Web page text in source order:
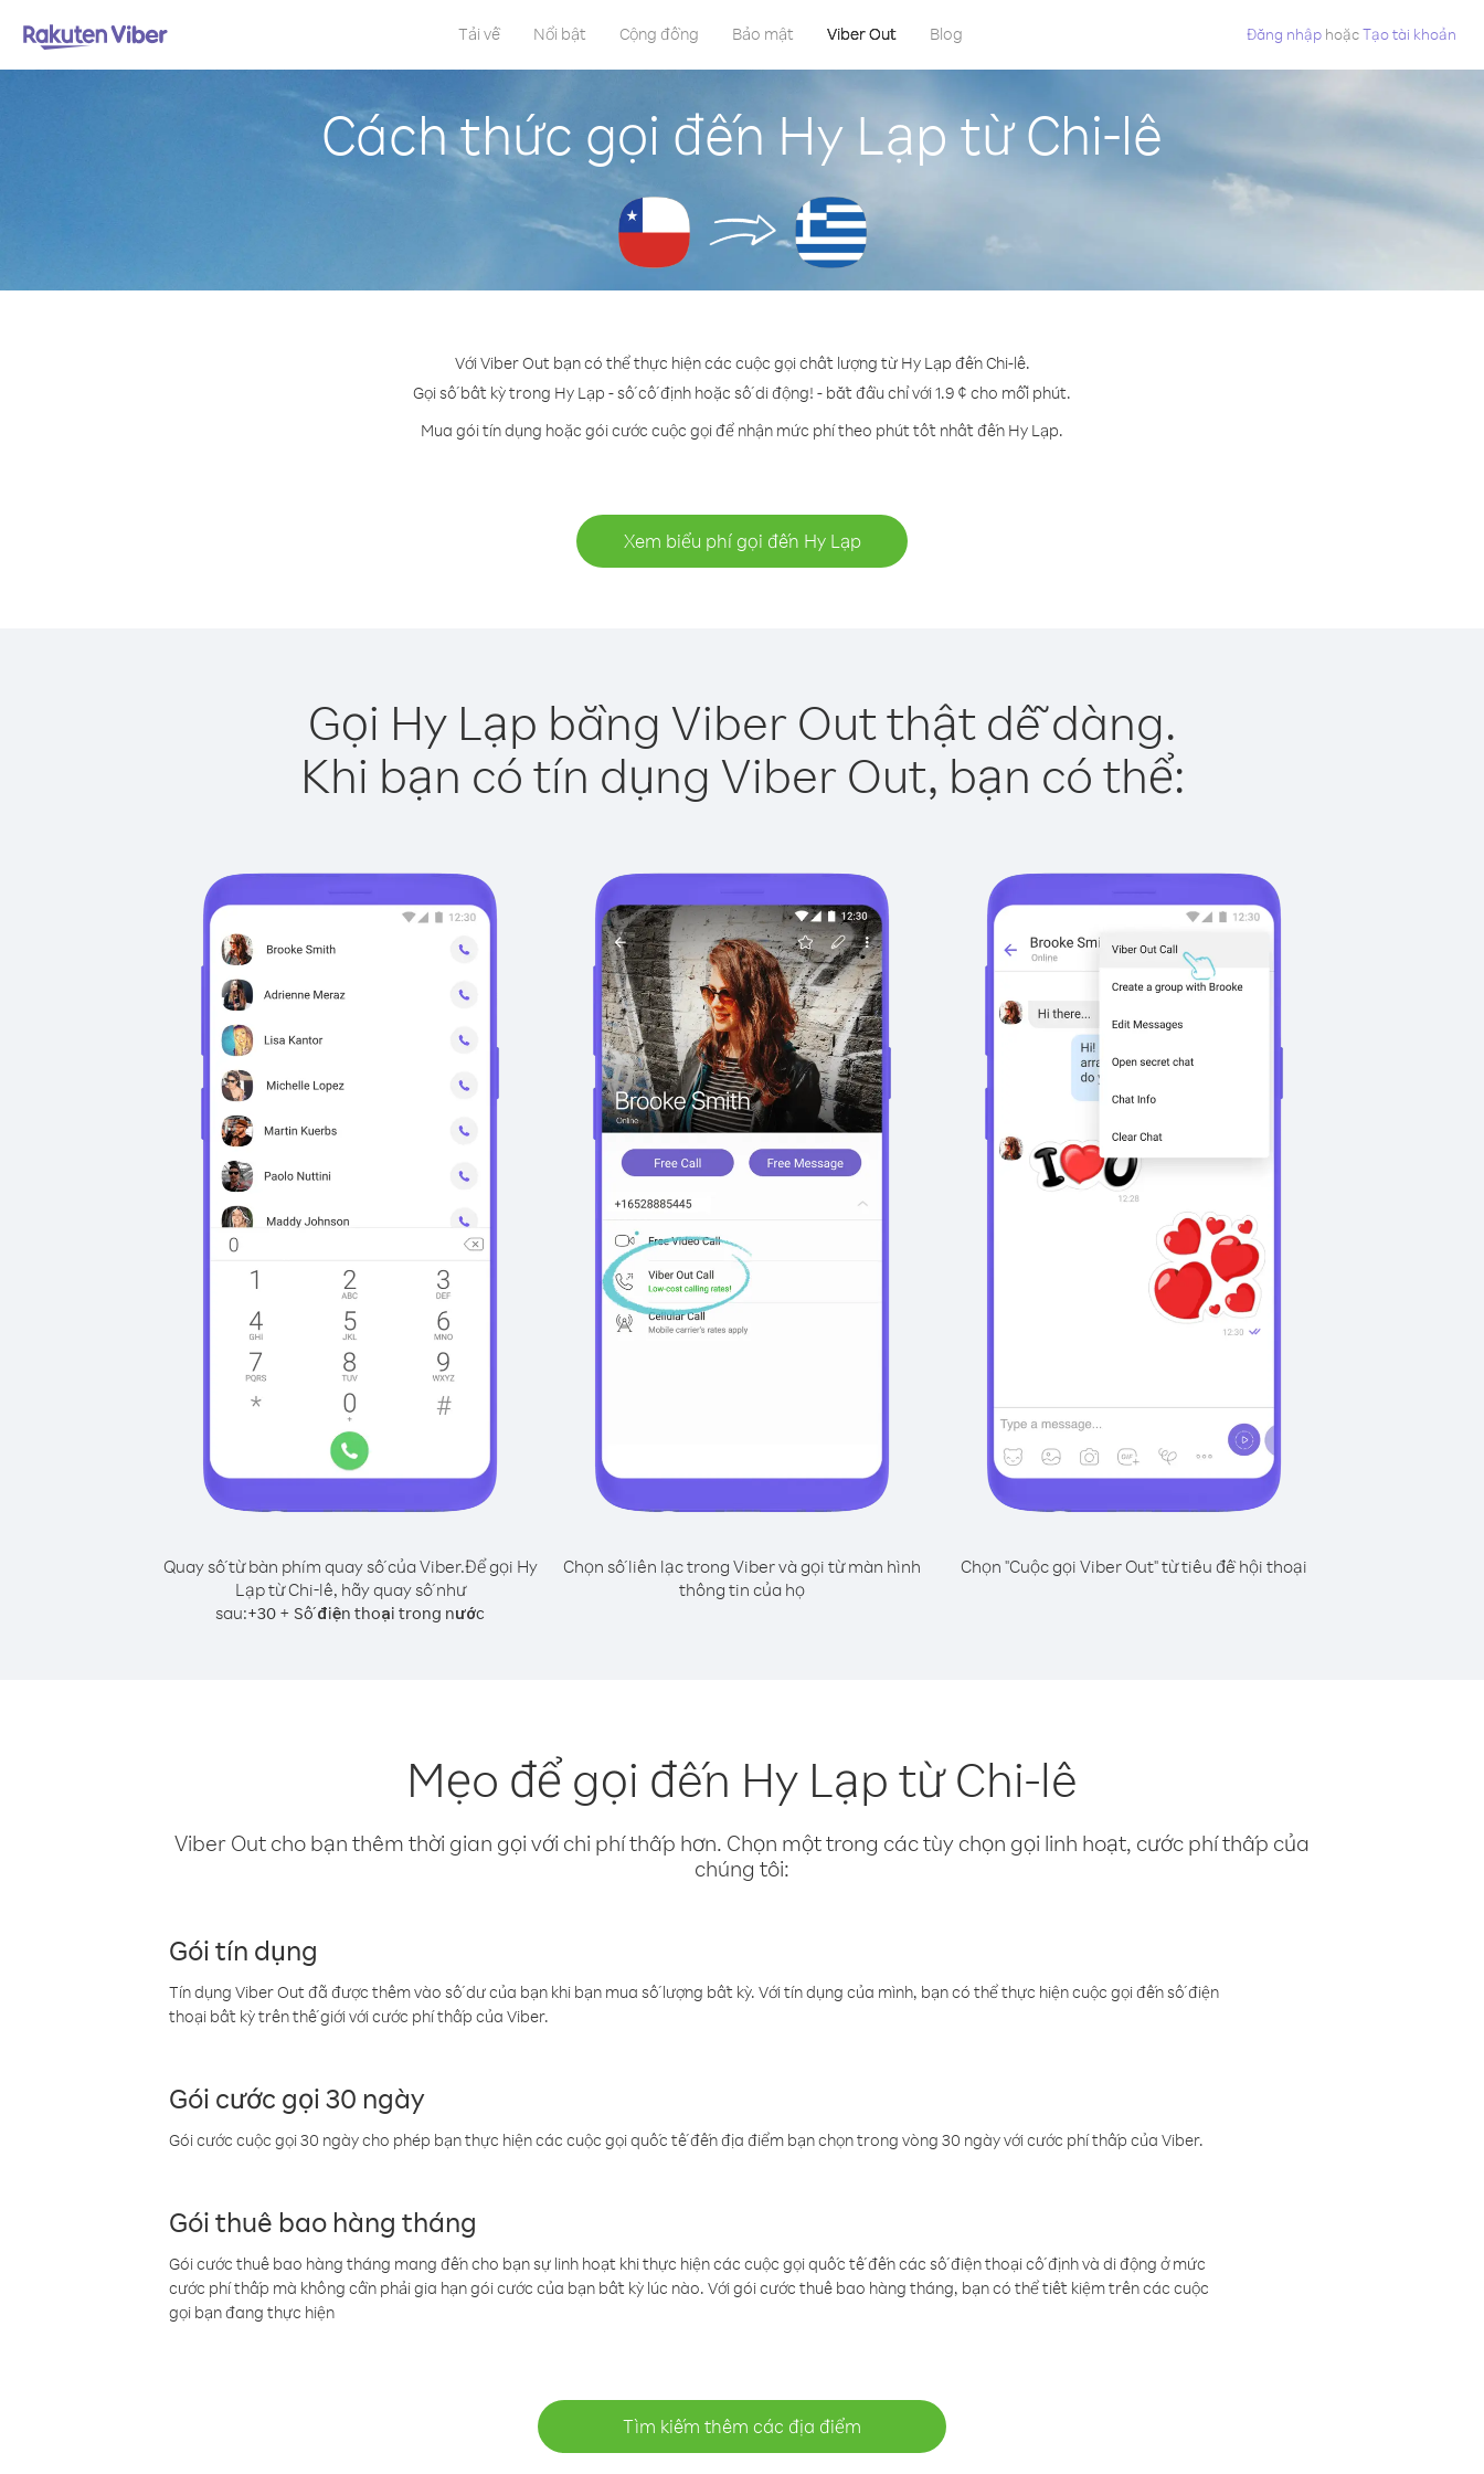
Tải về Nổi bật Cộng đồng Bảo mật Viber Out Blog Đăng nhập hoặcTạo tài khoản
Cách thức gọi đến Hy Lạp từ Chi-lê
Với Viber Out bạn có thể thực hiện các cuộc gọi chất lượng từ Hy Lạp đến Chi-lê.
Gọi số bất kỳ trong Hy Lạp - số cố định hoặc số di động! - bắt đầu chỉ với 1.9 ¢ cho mỗi phút.
Mua gói tín dụng hoặc gói cước cuộc gọi để nhận mức phí theo phút tốt nhất đến Hy Lạp.
Xem biểu phí gọi đến Hy Lạp
Gọi Hy Lạp bằng Viber Out thật dễ dàng.
Khi bạn có tín dụng Viber Out, bạn có thể:
Quay số từ bàn phím quay số của Viber.Để gọi Hy
Lạp từ Chi-lê, hãy quay số như
sau:+30 + Số điện thoại trong nước
Chọn số liên lạc trong Viber và gọi từ màn hình
thông tin của họ
Chọn "Cuộc gọi Viber Out" từ tiêu đề hội thoại
Mẹo để gọi đến Hy Lạp từ Chi-lê
Viber Out cho bạn thêm thời gian gọi với chi phí thấp hơn. Chọn một trong các tùy chọn gọi linh hoạt, cước phí thấp của
chúng tôi:
Gói tín dụng
Tín dụng Viber Out đã được thêm vào số dư của bạn khi bạn mua số lượng bất kỳ. Với tín dụng của mình, bạn có thể thực hiện cuộc gọi đến số điện
thoại bất kỳ trên thế giới với cước phí thấp của Viber.
Gói cước gọi 30 ngày
Gói cước cuộc gọi 30 ngày cho phép bạn thực hiện các cuộc gọi quốc tế đến địa điểm bạn chọn trong vòng 30 ngày với cước phí thấp của Viber.
Gói thuê bao hàng tháng
Gói cước thuê bao hàng tháng mang đến cho bạn sự linh hoạt khi thực hiện các cuộc gọi quốc tế đến các số điện thoại cố định và di động ở mức
cước phí thấp mà không cần phải gia hạn gói cước của bạn bất kỳ lúc nào. Với gói cước thuê bao hàng tháng, bạn có thể tiết kiệm trên các cuộc
gọi bạn đang thực hiện
Tìm kiếm thêm các địa điểm